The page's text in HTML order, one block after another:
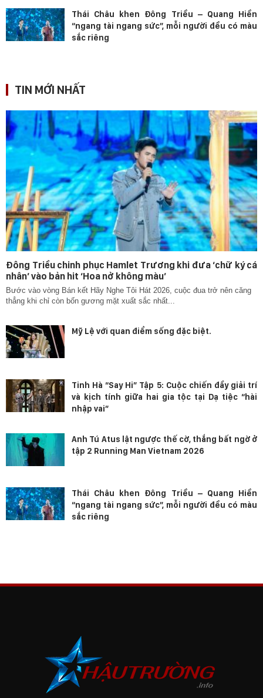
Thái Châu khen Đông Triều – Quang Hiền
“ngang tài ngang sức”, mỗi người đều có màu
sắc riêng
TIN MỚI NHẤT
Đông Triều chinh phục Hamlet Trương khi đưa ‘chữ ký cá
nhân’ vào bản hit ‘Hoa nở không màu’
Bước vào vòng Bán kết Hãy Nghe Tôi Hát 2026, cuộc đua trở nên căng
thẳng khi chỉ còn bốn gương mặt xuất sắc nhất...
Mỹ Lệ với quan điểm sống đặc biệt.
Tinh Hà “Say Hi” Tập 5: Cuộc chiến đầy giải trí
và kịch tính giữa hai gia tộc tại Dạ tiệc “hài
nhập vai”
Anh Tú Atus lật ngược thế cờ, thắng bất ngờ ở
tập 2 Running Man Vietnam 2026
Thái Châu khen Đông Triều – Quang Hiền
“ngang tài ngang sức”, mỗi người đều có màu
sắc riêng